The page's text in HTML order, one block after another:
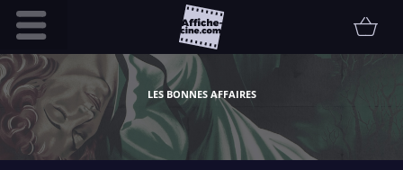
Accueil
Infos pratiques
Affiche
LES BONNES AFFAIRES